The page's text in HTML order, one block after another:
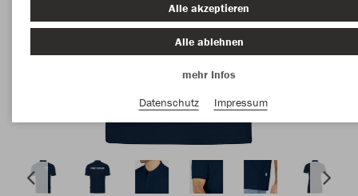
Alle akzeptieren
Alle ablehnen
mehr Infos
Datenschutz
Impressum